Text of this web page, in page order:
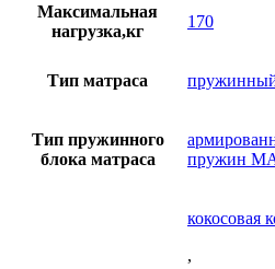
Максимальная
нагрузка,кг
170
Тип матраса
Тип пружинного
блока матраса
пружин
кокосовая
,